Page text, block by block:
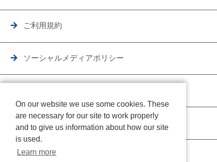
ご利用規約
ソーシャルメディアポリシー
クッキーポリシー
On our website we use some cookies. These
are necessary for our site to work properly
and to give us information about how our site
is used.
Learn more